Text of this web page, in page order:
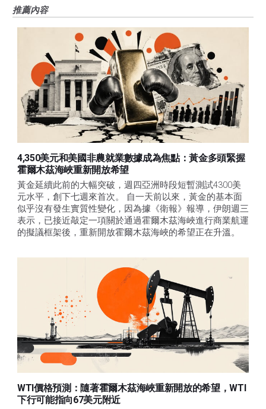
推薦內容
4,350美元和美國非農就業數據成為焦點：黃金多頭緊握
霍爾木茲海峽重新開放希望
黃金延續此前的大幅突破，週四亞洲時段短暫測試4300美
元水平，創下七週來首次。 自一天前以來，黃金的基本面
似乎沒有發生實質性變化，因為據《衛報》報導，伊朗週三
表示，已接近敲定一項關於通過霍爾木茲海峽進行商業航運
的擬議框架後，重新開放霍爾木茲海峽的希望正在升溫。
WTI價格預測：隨著霍爾木茲海峽重新開放的希望，WTI
下行可能指向67美元附近